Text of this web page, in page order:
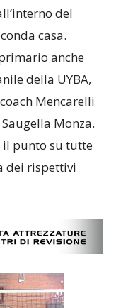
del
casa.
anche
della UYBA,
Mencarelli
Saugella Monza.
il punto su tutte
dei rispettivi